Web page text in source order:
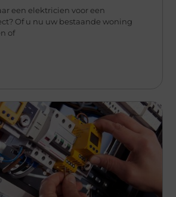
een elektricien voor een
Of u nu uw bestaande woning
of